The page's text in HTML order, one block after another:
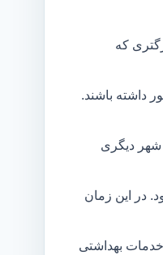
که
داشته باشند.
شهر دیگری
در این زمان
خدمات بهداشتی